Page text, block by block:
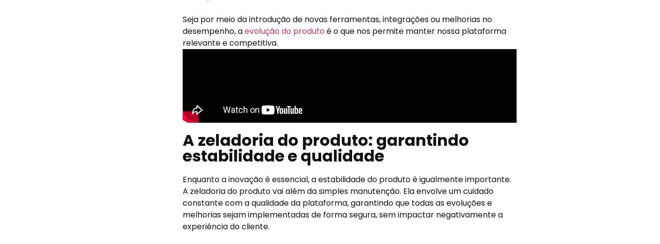
Seja por meio da introdução de novas ferramentas, integrações ou melhorias no
desempenho, aevolução do produto é o que nos permite manter nossa plataforma
relevante e competitiva.
A zeladoria do produto: garantindo
estabilidade e qualidade
Enquanto a inovação é essencial, a estabilidade do produto é igualmente importante.
A zeladoria do produto vai além da simples manutenção. Ela envolve um cuidado
constante com a qualidade da plataforma, garantindo que todas as evoluções e
melhorias sejam implementadas de forma segura, sem impactar negativamente a
experiência do cliente.